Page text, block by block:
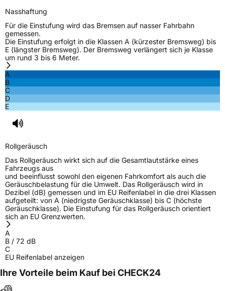
Nasshaftung
Für die Einstufung wird das Bremsen auf nasser Fahrbahn
gemessen.
Die Einstufung erfolgt in die Klassen A (kürzester Bremsweg) bis
E (längster Bremsweg). Der Bremsweg verlängert sich je Klasse
um rund 3 bis 6 Meter.
A
B
C
D
E
Rollgeräusch
Das Rollgeräusch wirkt sich auf die Gesamtlautstärke eines
Fahrzeugs aus
und beeinflusst sowohl den eigenen Fahrkomfort als auch die
Geräuschbelastung für die Umwelt. Das Rollgeräusch wird in
Dezibel (dB) gemessen und im EU Reifenlabel in die drei Klassen
aufgeteilt: von A (niedrigste Geräuschklasse) bis C (höchste
Geräuschklasse). Die Einstufung für das Rollgeräusch orientiert
sich an EU Grenzwerten.
A
B / 72 dB
C
EU Reifenlabel anzeigen
Ihre Vorteile beim Kauf bei CHECK24